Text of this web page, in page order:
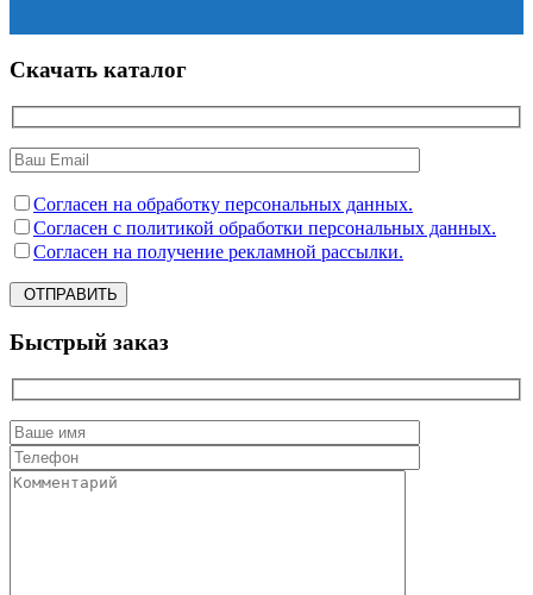
Скачать каталог
Согласен на обработку персональных данных.
Согласен с политикой обработки персональных данных.
Согласен на получение рекламной рассылки.
ОТПРАВИТЬ
Быстрый заказ